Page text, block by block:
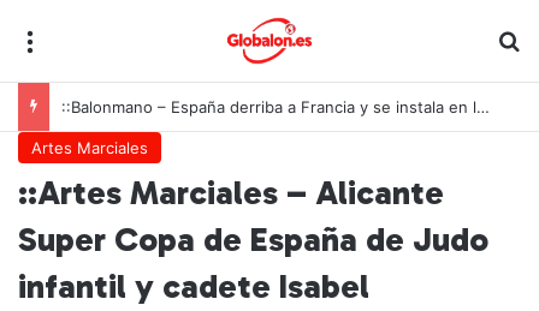
::Balonmano – España derriba a Francia y se instala en las semifinales del Europeo juvenil
Artes Marciales
::Artes Marciales – Alicante
Super Copa de España de Judo
infantil y cadete Isabel